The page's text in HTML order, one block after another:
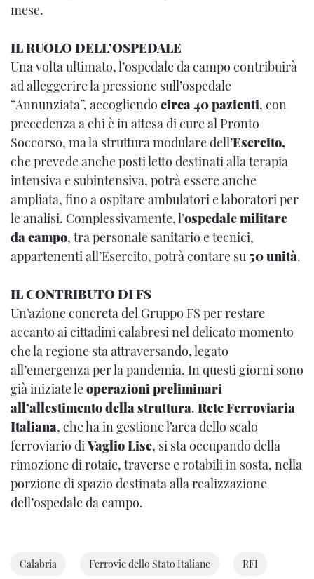
mese.
IL RUOLO DELL’OSPEDALE
Una volta ultimato, l’ospedale da campo contribuirà
ad alleggerire la pressione sull’ospedale
“Annunziata”, accogliendo circa 40 pazienti, con
precedenza a chi è in attesa di cure al Pronto
Soccorso, ma la struttura modulare dell’Esercito,
che prevede anche posti letto destinati alla terapia
intensiva e subintensiva, potrà essere anche
ampliata, fino a ospitare ambulatori e laboratori per
le analisi. Complessivamente, l’ospedale militare
da campo, tra personale sanitario e tecnici,
appartenenti all’Esercito, potrà contare su 50 unità.
IL CONTRIBUTO DI FS
Un’azione concreta del Gruppo FS per restare
accanto ai cittadini calabresi nel delicato momento
che la regione sta attraversando, legato
all’emergenza per la pandemia. In questi giorni sono
già iniziate leoperazioni preliminari
all’allestimento della struttura. Rete Ferroviaria
Italiana, che ha in gestione l’area dello scalo
ferroviario diVaglio Lise, si sta occupando della
rimozione di rotaie, traverse e rotabili in sosta, nella
porzione di spazio destinata alla realizzazione
dell’ospedale da campo.
Calabria Ferrovie dello Stato Italiane RFI